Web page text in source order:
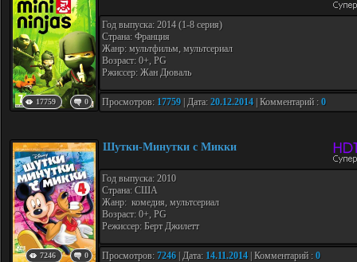
17759 0
Год выпуска: 2014 (1-8 серия)
Страна: Франция
Жанр: мультфильм, мультсериал
Возраст: 0+, PG
Ржиссер: Жан Дюваль
Просмотров: 17759 | Дата: 20.12.2014 | Комментарий : 0
7246 0
Шутки-Минутки с Микки
Год выпуска: 2010
Страна: США
Жанр: комедия, мультсериал
Возраст: 0+, PG
Режиссер: Берт Джилетт
Просмотров: 7246 | Дата: 14.11.2014 | Комментарий : 0